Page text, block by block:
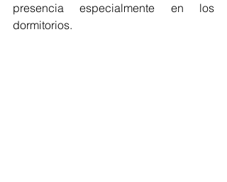
presencia especialmente en los
dormitorios.